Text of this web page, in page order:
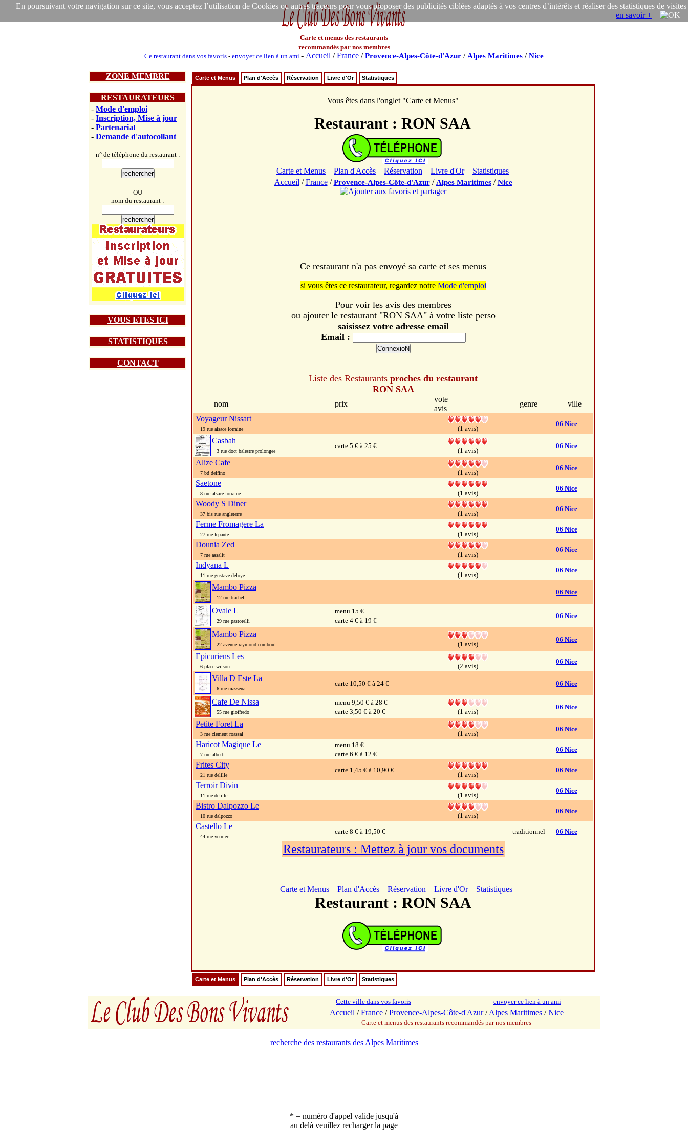
En poursuivant votre navigation sur ce site, vous acceptez l’utilisation de Cookies ou autres traceurs pour vous proposer des publicités ciblées adaptés à vos centres d’intérêts et réaliser des statistiques de visites
en savoir +
Carte et menus des restaurants
recommandés par nos membres
Ce restaurant dans vos favoris - envoyer ce lien à un ami - Accueil /France /Provence-Alpes-Côte-d'Azur / Alpes Maritimes /Nice
ZONE MEMBRE
RESTAURATEURS
- Mode d'emploi
- Inscription, Mise à jour
- Partenariat
- Demande d'autocollant
n° de téléphone du restaurant :
OU
nom du restaurant :
VOUS ETES ICI
STATISTIQUES
CONTACT
Carte et Menus Plan d'Accès Réservation Livre d'Or Statistiques
Vous êtes dans l'onglet "Carte et Menus"
Restaurant : RON SAA
Carte et Menus Plan d'Accès Réservation Livre d'Or
Statistiques
Accueil /France/Provence-Alpes-Côte-d'Azur/ Alpes Maritimes/Nice
Ce restaurant n'a pas envoyé sa carte et ses menus
si vous êtes ce restaurateur, regardez notre Mode d'emploi
Pour voir les avis des membres
ou ajouter le restaurant "RON SAA" à votre liste perso
saisissez votre adresse email
Email :
Liste des Restaurants proches du restaurant
RON SAA
nom prix
vote
avis
genre
ville
Voyageur Nissart
19 rue alsace lorraine (1 avis)
06 Nice
Casbah
3 rue doct balestre prolongee
carte 5 € à 25 €
(1 avis)
06 Nice
Alize Cafe
7 bd delfino (1 avis)
06 Nice
Saetone
8 rue alsace lorraine (1 avis)
06 Nice
Woody S Diner
37 bis rue angleterre (1 avis)
06 Nice
Ferme Fromagere La
27 rue lepante (1 avis)
06 Nice
Dounia Zed
7 rue assalit (1 avis)
06 Nice
Indyana L
11 rue gustave deloye (1 avis)
06 Nice
Mambo Pizza
12 rue trachel
06 Nice
Ovale L
29 rue pastorelli
menu 15 €
carte 4 € à 19 €
06 Nice
Mambo Pizza
22 avenue raymond comboul (1 avis)
06 Nice
Epicuriens Les
6 place wilson (2 avis)
06 Nice
Villa D Este La
6 rue massena
carte 10,50 € à 24 € 06 Nice
Cafe De Nissa
55 rue gioffredo
menu 9,50 € à 28 €
carte 3,50 € à 20 €
(1 avis)
06 Nice
Petite Foret La
3 rue clement roassal (1 avis)
06 Nice
Haricot Magique Le
7 rue alberti
menu 18 €
carte 6 € à 12 €
06 Nice
Frites City
21 rue delille
carte 1,45 € à 10,90 €
(1 avis)
06 Nice
Terroir Divin
11 rue delille (1 avis)
06 Nice
Bistro Dalpozzo Le
10 rue dalpozzo (1 avis)
06 Nice
Castello Le
44 rue vernier
carte 8 € à 19,50 € traditionnel 06 Nice
Restaurateurs : Mettez à jour vos documents
Carte et Menus Plan d'Accès Réservation Livre d'Or Statistiques
Restaurant : RON SAA
Carte et Menus Plan d'Accès Réservation Livre d'Or Statistiques
Cette ville dans vos favoris envoyer ce lien à un ami
Accueil /France/Provence-Alpes-Côte-d'Azur/Alpes Maritimes/Nice
Carte et menus des restaurants recommandés par nos membres
recherche des restaurants des Alpes Maritimes
* = numéro d'appel valide jusqu'à
au delà veuillez recharger la page